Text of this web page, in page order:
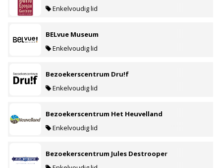
Enkelvoudig lid
BELvue Museum
Enkelvoudig lid
Bezoekerscentrum Dru!f
Enkelvoudig lid
Bezoekerscentrum Het Heuvelland
Enkelvoudig lid
Bezoekerscentrum Jules Destrooper